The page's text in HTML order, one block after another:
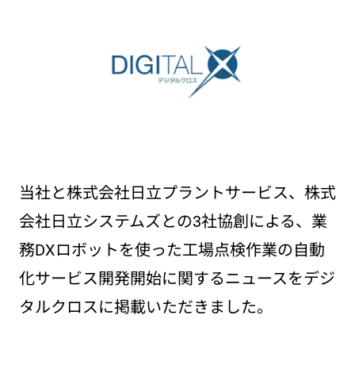
当社と株式会社日立プラントサービス、株式
会社日立システムズとの3社協創による、業
務DXロボットを使った工場点検作業の自動
化サービス開発開始に関するニュースをデジ
タルクロスに掲載いただきました。